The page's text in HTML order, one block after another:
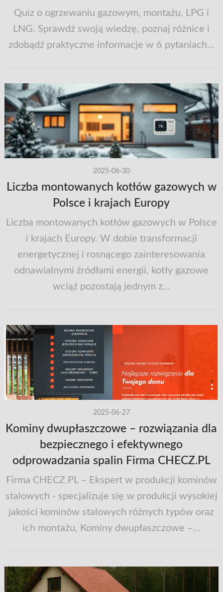
Quiz o ogrzewaniu gazowym, montażu, LPG i
LNG. Sprawdź swoją wiedzę, poznaj różnice i
zdobądź praktyczne informacje w 6 pytaniach...
2025-06-30
Liczba montowanych kotłów gazowych w
Polsce i krajach Europy
Liczba montowanych kotłów gazowych w Polsce
i krajach Europy. W dobie transformacji
energetycznej i rosnącego zainteresowania
odnawialnymi źródłami energii, kotły gazowe
wciąż pozostają jednym z...
2025-06-27
Kominy dwupłaszczowe – rozwiązania dla
bezpiecznego i efektywnego
odprowadzania spalin Firma CHECZ.PL
Firma CHECZ.PL – Ekspert w produkcji kominów
stalowych - specjalizuje się w produkcji wysokiej
jakości kominów stalowych różnych typów oraz
ich montażu, Kominy dwupłaszczowe –...